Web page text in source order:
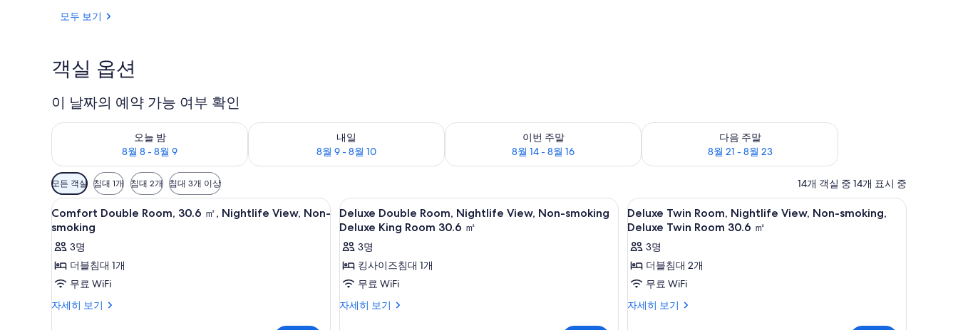
모두 보기
객실 옵션
이 날짜의 예약 가능 여부 확인
오늘 밤
8월 8 - 8월 9
오늘 밤 예약 가능 여부 확인, 8월 8 - 8월 9
내일
8월 9 - 8월 10
내일 예약 가능 여부 확인, 8월 9 - 8월 10
이번 주말
8월 14 - 8월 16
이번 주말 예약 가능 여부 확인, 8월 14 - 8월 16
다음 주말
8월 21 - 8월 23
다음 주말 예약 가능 여부 확인, 8월 21 - 8월 23
객
실
에
사
용
능
한
필
모든 객실 침대 1개 침대 2개 침대 3개 이상 14개 객실 중 14개 표시 중
Comfort
Double
Room,
30.6
㎡,
Nightlife
View,
고급 침구, 오리/거위털 이불, 메모리폼 침대, 객실 내 금고
2
Comfort Double Room, 30.6 ㎡, Nightlife View, Non-
smoking
3명
더블침대 1개
무료 WiFi
자세히 보기
Comfort
Deluxe
Double
Room,
Nightlife
View,
Non-
smoking
고급 침구, 오리/거위털 이불, 메모리폼 침대, 객실 내 금고
3
Deluxe Double Room, Nightlife View, Non-smoking
Deluxe King Room 30.6 ㎡
3명
킹사이즈침대 1개
무료 WiFi
자세히 보기
Deluxe
Deluxe
Twin
Room,
Nightlife
View,
Non-
smoking,
고급 침구, 오리/거위털 이불, 메모리폼 침대,
3
Deluxe Twin Room, Nightlife View, Non-smoking,
Deluxe Twin Room 30.6 ㎡
3명
더블침대 2개
무료 WiFi
자세히 보기
Deluxe